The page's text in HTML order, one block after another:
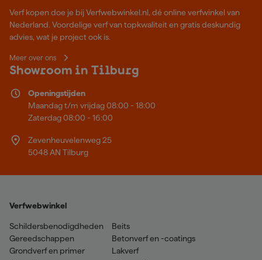
Verf kopen doe je bij Verfwebwinkel.nl, dé online verfwinkel van
Nederland. Voordelige verf van topkwaliteit en gratis deskundig
advies, wat je project ook is.
Meer over ons
Showroom in Tilburg
Openingstijden
Maandag t/m vrijdag 08:00 - 18:00
Zaterdag 08:00 - 16:00
Zevenheuvelenweg 25
5048 AN Tilburg
Verfwebwinkel
Schildersbenodigdheden
Gereedschappen
Grondverf en primer
Beits
Betonverf en -coatings
Lakverf